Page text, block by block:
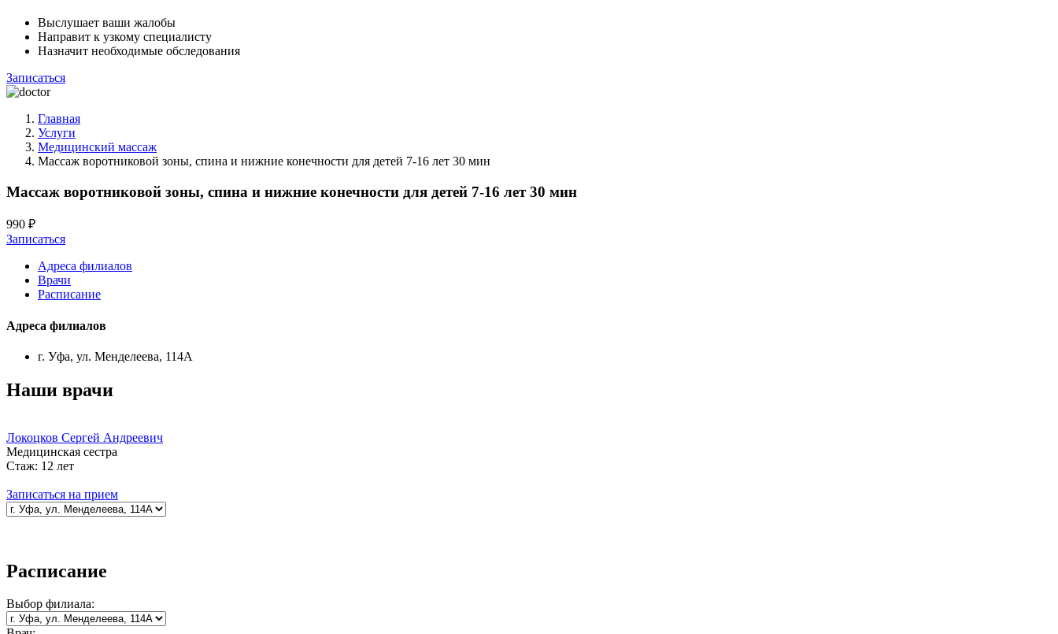
Выслушает ваши жалобы
Направит к узкому специалисту
Назначит необходимые обследования
Записаться
Главная
Услуги
Медицинский массаж
Массаж воротниковой зоны, спина и нижние конечности для детей 7-16 лет 30 мин
Массаж воротниковой зоны, спина и нижние конечности для детей 7-16 лет 30 мин
990 ₽
Записаться
Адреса филиалов
Врачи
Расписание
Адреса филиалов
г. Уфа, ул. Менделеева, 114А
Наши врачи
Локоцков Сергей Андреевич
Медицинская сестра
Стаж: 12 лет
Записаться на прием
Расписание
Выбор филиала: